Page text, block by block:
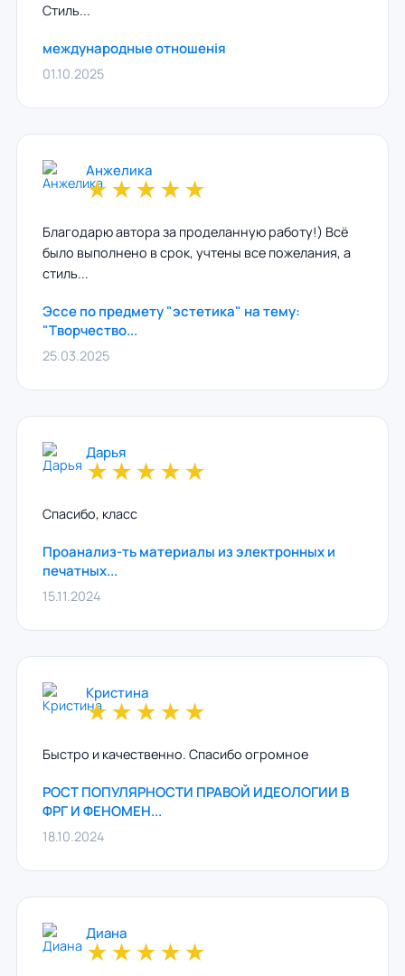
Стиль...
международные отношенія
01.10.2025
Анжелика
★★★★★
Благодарю автора за проделанную работу!) Всё
было выполнено в срок, учтены все пожелания, а
стиль...
Эссе по предмету "эстетика" на тему:
"Творчество...
25.03.2025
Дарья
★★★★★
Спасибо, класс
Проанализ-ть материалы из электронных и
печатных...
15.11.2024
Кристина
★★★★★
Быстро и качественно. Спасибо огромное
РОСТ ПОПУЛЯРНОСТИ ПРАВОЙ ИДЕОЛОГИИ В
ФРГ И ФЕНОМЕН...
18.10.2024
Диана
★★★★★